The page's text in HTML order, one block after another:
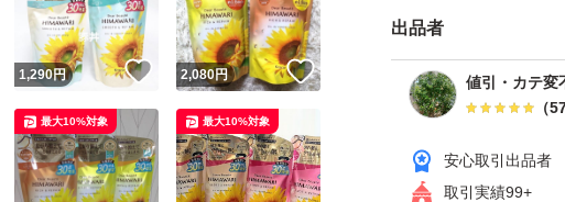
出品者
値引・カテ変
（
安心取引出品者
取引実績99+
いいね！
1,290円 いいね！
2,080円 いいね！
最大10%対象 最大10%対象